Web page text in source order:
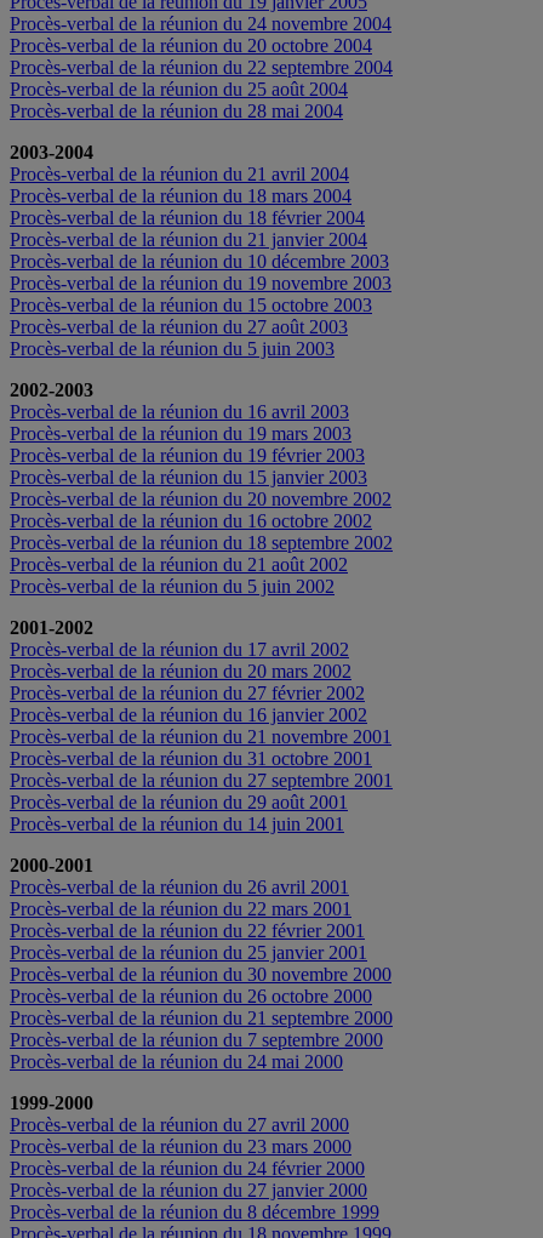
Procès-verbal de la réunion du 24 novembre 2004
Procès-verbal de la réunion du 20 octobre 2004
Procès-verbal de la réunion du 22 septembre 2004
Procès-verbal de la réunion du 25 août 2004
Procès-verbal de la réunion du 28 mai 2004
2003-2004
Procès-verbal de la réunion du 21 avril 2004
Procès-verbal de la réunion du 18 mars 2004
Procès-verbal de la réunion du 18 février 2004
Procès-verbal de la réunion du 21 janvier 2004
Procès-verbal de la réunion du 10 décembre 2003
Procès-verbal de la réunion du 19 novembre 2003
Procès-verbal de la réunion du 15 octobre 2003
Procès-verbal de la réunion du 27 août 2003
Procès-verbal de la réunion du 5 juin 2003
2002-2003
Procès-verbal de la réunion du 16 avril 2003
Procès-verbal de la réunion du 19 mars 2003
Procès-verbal de la réunion du 19 février 2003
Procès-verbal de la réunion du 15 janvier 2003
Procès-verbal de la réunion du 20 novembre 2002
Procès-verbal de la réunion du 16 octobre 2002
Procès-verbal de la réunion du 18 septembre 2002
Procès-verbal de la réunion du 21 août 2002
Procès-verbal de la réunion du 5 juin 2002
2001-2002
Procès-verbal de la réunion du 17 avril 2002
Procès-verbal de la réunion du 20 mars 2002
Procès-verbal de la réunion du 27 février 2002
Procès-verbal de la réunion du 16 janvier 2002
Procès-verbal de la réunion du 21 novembre 2001
Procès-verbal de la réunion du 31 octobre 2001
Procès-verbal de la réunion du 27 septembre 2001
Procès-verbal de la réunion du 29 août 2001
Procès-verbal de la réunion du 14 juin 2001
2000-2001
Procès-verbal de la réunion du 26 avril 2001
Procès-verbal de la réunion du 22 mars 2001
Procès-verbal de la réunion du 22 février 2001
Procès-verbal de la réunion du 25 janvier 2001
Procès-verbal de la réunion du 30 novembre 2000
Procès-verbal de la réunion du 26 octobre 2000
Procès-verbal de la réunion du 21 septembre 2000
Procès-verbal de la réunion du 7 septembre 2000
Procès-verbal de la réunion du 24 mai 2000
1999-2000
Procès-verbal de la réunion du 27 avril 2000
Procès-verbal de la réunion du 23 mars 2000
Procès-verbal de la réunion du 24 février 2000
Procès-verbal de la réunion du 27 janvier 2000
Procès-verbal de la réunion du 8 décembre 1999
Procès-verbal de la réunion du 18 novembre 1999